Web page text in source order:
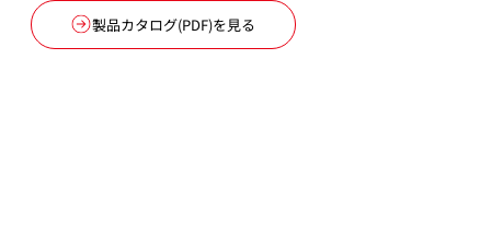
製品カタログ(PDF)を見る